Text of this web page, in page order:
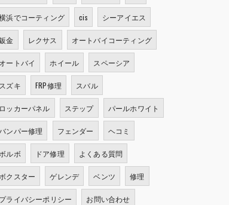
浜でコーティング cis シーアイエス
金 レクサス オートバイコーティング
オートバイ ホイール スペーシア
スズキ FRP修理 スバル
ロッカーパネル ステップ パールホワイト
ンパー修理 フェンダー ヘコミ
ボルボ ドア修理 よくある質問
ボクスター ゲレンデ ベンツ 修理
プライバシーポリシー お問い合わせ